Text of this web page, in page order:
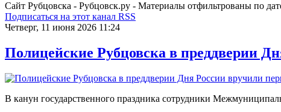
Сайт Рубцовска - Рубцовск.ру - Материалы отфильтрованы по
Подписаться на этот канал RSS
Четверг, 11 июня 2026 11:24
Полицейские Рубцовска в преддверии
В канун государственного праздника сотрудники